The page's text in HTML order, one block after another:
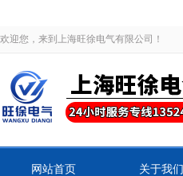
欢迎您，来到上海旺徐电气有限公司！
网站首页 关于我们